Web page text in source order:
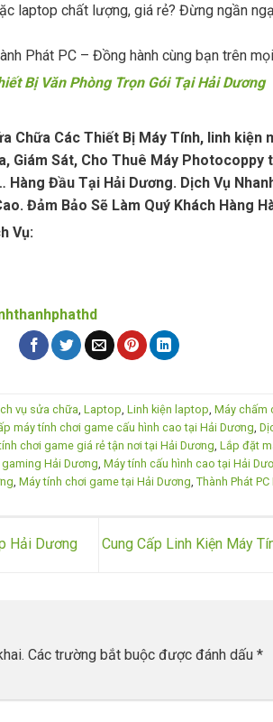
laptop chất lượng, giá rẻ? Đừng ngần
Phát PC – Đồng hành cùng bạn trên
Bị Văn Phòng Trọn Gói Tại Hải Dương
Chữa Các Thiết Bị Máy Tính, linh kiện
Giám Sát, Cho Thuê Máy Photocoppy
Đầu Tại Hải Dương. Dịch Vụ
Đảm Bảo Sẽ Làm Quý Khách Hàng
Vụ:
vụ sửa chữa Laptop Linh kiện laptop Máy chấm
máy tính chơi game cấu hình cao tại Hải Dương
chơi game giá rẻ tận nơi tại Hải Dương Lắp đặt
Hải Dương Máy tính cấu hình cao tại Hải
Máy tính chơi game tại Hải Dương Thành Phát
Hải Dương Cung Cấp Linh Kiện Máy
Các trường bắt buộc được đánh dấu *